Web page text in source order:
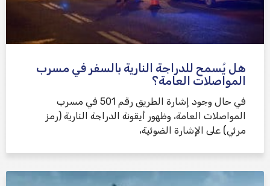
هل يُسمح للدراجة النارية بالسفر في مسرب
المواصلات العامة؟
في حال وجود إشارة الطريق رقم 501 في مسرب
المواصلات العامة، وظهور أيقونة الدراجة النارية (رمز
مرئي) على الإشارة الضوئية،